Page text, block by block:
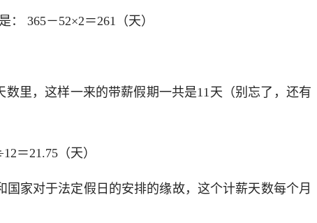
365－52×2＝261（天）
数里，这样一来的带薪假期一共是11天（别忘了，还有
＝21.75（天）
家对于法定假日的安排的缘故，这个计薪天数每个月